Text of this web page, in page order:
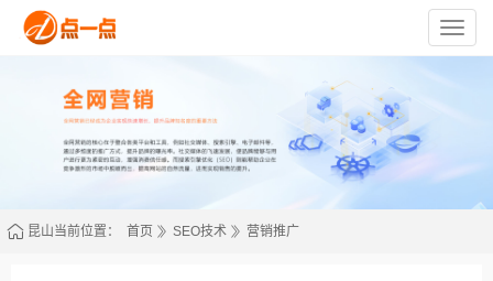
苏
州
点
限
司
昆山当前位置： 首页 SEO技术 营销推广